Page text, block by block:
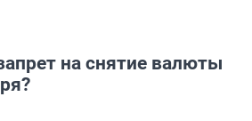
на снятие валюты